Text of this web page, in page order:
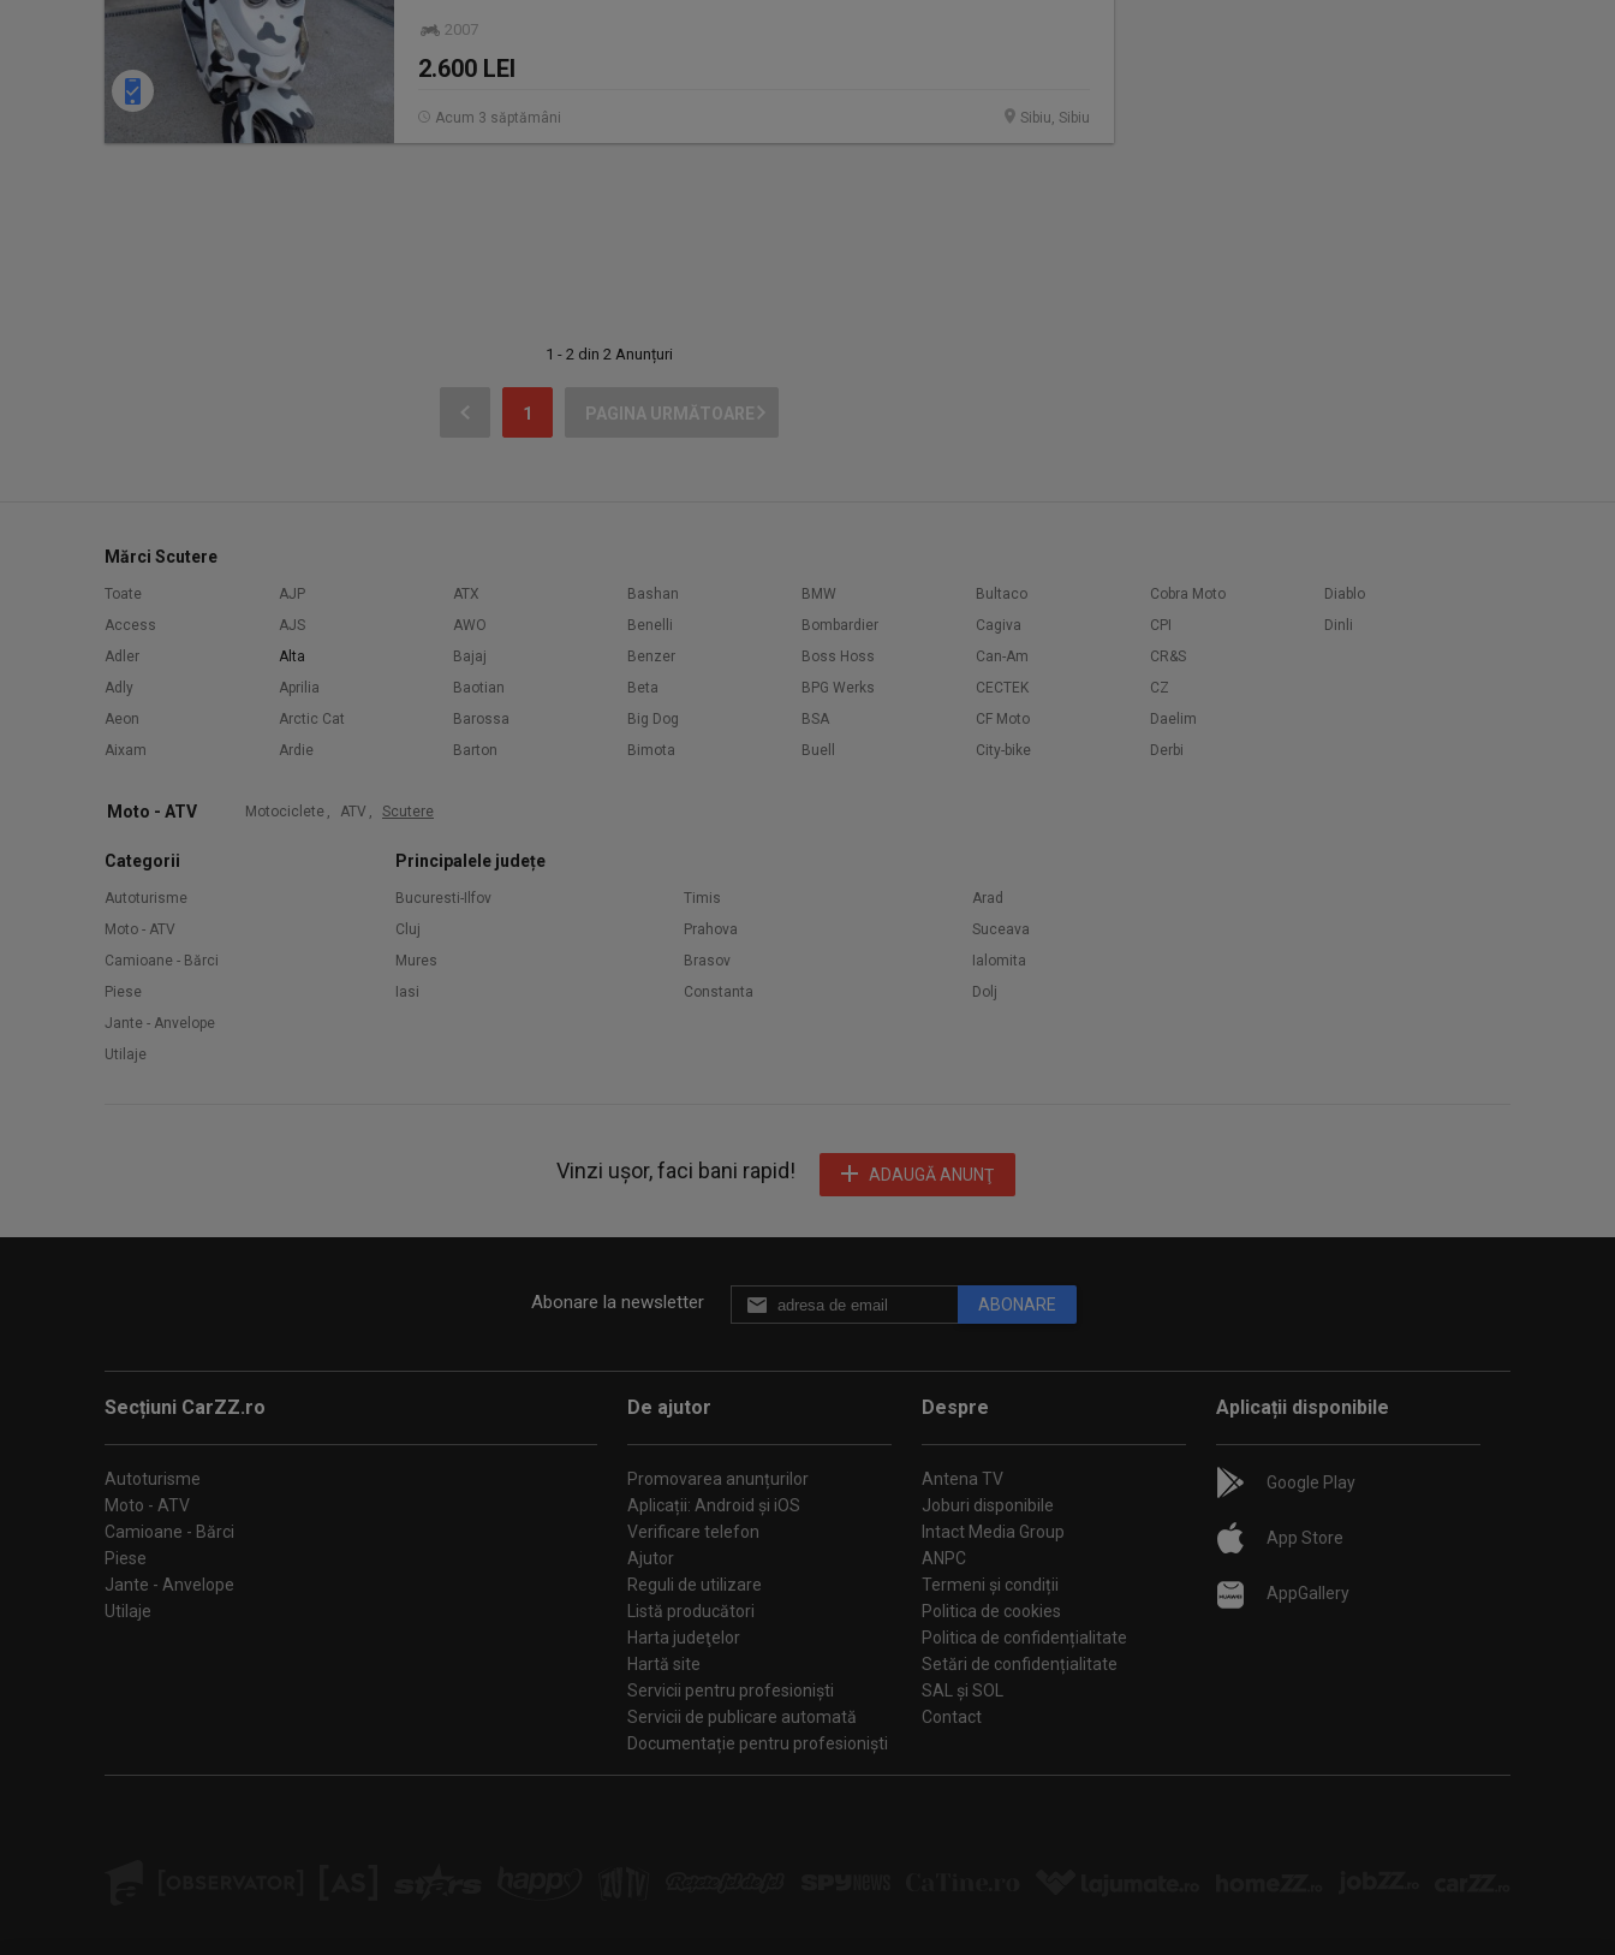
2007
2.600 LEI
Sibiu, Sibiu
Acum 3 săptămâni
1 - 2 din 2 Anunțuri
1 PAGINA URMĂTOARE
Mărci Scutere
Toate
Access
Adler
Adly
Aeon
Aixam
AJP
AJS
Alta
Aprilia
Arctic Cat
Ardie
ATX
AWO
Bajaj
Baotian
Barossa
Barton
Bashan
Benelli
Benzer
Beta
Big Dog
Bimota
BMW
Bombardier
Boss Hoss
BPG Werks
BSA
Buell
Bultaco
Cagiva
Can-Am
CECTEK
CF Moto
City-bike
Cobra Moto
CPI
CR&S
CZ
Daelim
Derbi
Diablo
Dinli
Moto - ATV Motociclete , ATV , Scutere
Categorii
Autoturisme
Moto - ATV
Camioane - Bărci
Piese
Jante - Anvelope
Utilaje
Principalele județe
Bucuresti-Ilfov
Cluj
Mures
Iasi
Timis
Prahova
Brasov
Constanta
Arad
Suceava
Ialomita
Dolj
Vinzi ușor, faci bani rapid! ADAUGĂ ANUNŢ
Abonare la newsletter ABONARE
Secțiuni CarZZ.ro
Autoturisme
Moto - ATV
Camioane - Bărci
Piese
Jante - Anvelope
Utilaje
De ajutor
Promovarea anunțurilor
Aplicații: Android și iOS
Verificare telefon
Ajutor
Reguli de utilizare
Listă producători
Harta judeţelor
Hartă site
Servicii pentru profesioniști
Servicii de publicare automată
Documentație pentru profesioniști
Despre
Antena TV
Joburi disponibile
Intact Media Group
ANPC
Termeni și condiții
Politica de cookies
Politica de confidențialitate
Setări de confidențialitate
SAL și SOL
Contact
Aplicații disponibile
Google Play
App Store
AppGallery